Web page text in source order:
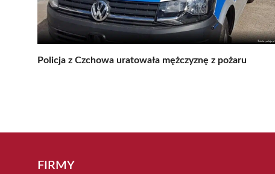
Policja z Czchowa uratowała mężczyznę z pożaru
FIRMY